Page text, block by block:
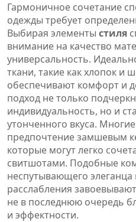
Гармоничное сочетание
одежды требует
Выбирая элементы стиля
внимание на качество
универсальность.
ткани, такие как хлопок и
обеспечивают комфорт и
подход не только
индивидуальность, но и
утонченного вкуса.
предпочтение замшевым
которые могут легко
свитшотами. Подобные
неспутывающего элеганца
расслабления
не в последнюю очередь
и эффектности.